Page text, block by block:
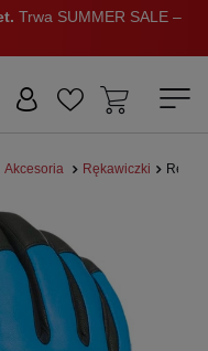
Trwa SUMMER SALE –
Akcesoria Rękawiczki